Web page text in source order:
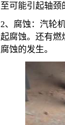
至可能引起轴颈
2、腐蚀：汽轮
起腐蚀。还有燃
腐蚀的发生。